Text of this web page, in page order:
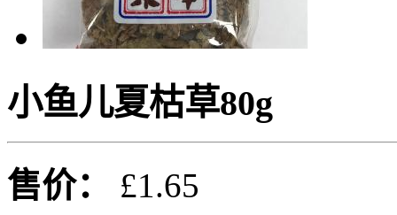
小鱼儿夏枯草80g
售价：
£1.65